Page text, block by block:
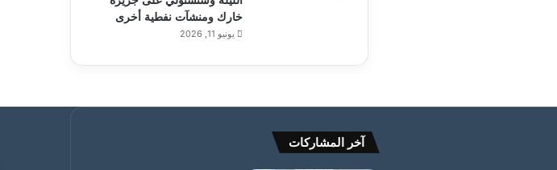
خارك ومنشآت نفطية أخرى
يونيو 11, 2026
آخر المشاركات